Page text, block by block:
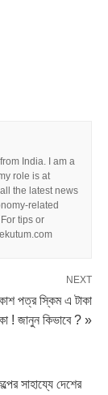
India. I am a
role is at
the latest news
related
tips or
NEXT
পত্র স্কিম এ টাকা
! জানুন কিভাবে ? »
সাহায্যে দেশের